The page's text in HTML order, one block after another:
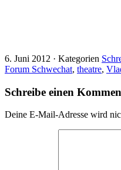
6. Juni 2012 · Kategorien
Forum Schwechat, theatre,
Schreibe einen
Deine E-Mail-Adresse wird